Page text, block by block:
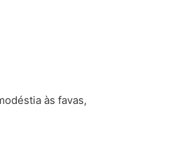
às favas,